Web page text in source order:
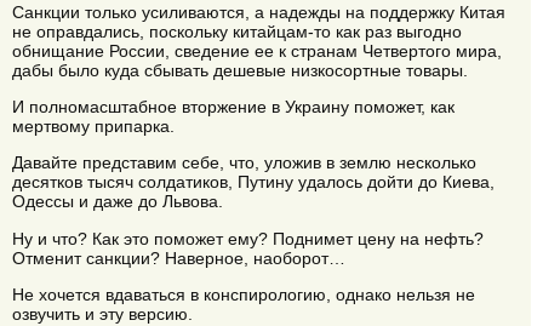
Санкции только усиливаются, а надежды на поддержку Китая
не оправдались, поскольку китайцам-то как раз выгодно
обнищание России, сведение ее к странам Четвертого мира,
дабы было куда сбывать дешевые низкосортные товары.
И полномасштабное вторжение в Украину поможет, как
мертвому припарка.
Давайте представим себе, что, уложив в землю несколько
десятков тысяч солдатиков, Путину удалось дойти до Киева,
Одессы и даже до Львова.
Ну и что? Как это поможет ему? Поднимет цену на нефть?
Отменит санкции? Наверное, наоборот…
Не хочется вдаваться в конспирологию, однако нельзя не
озвучить и эту версию.